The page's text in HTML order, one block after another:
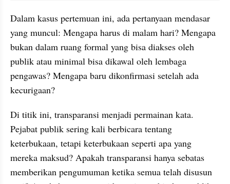
Dalam kasus pertemuan ini, ada pertanyaan mendasar
yang muncul: Mengapa harus di malam hari? Mengapa
bukan dalam ruang formal yang bisa diakses oleh
publik atau minimal bisa dikawal oleh lembaga
pengawas? Mengapa baru dikonfirmasi setelah ada
kecurigaan?
Di titik ini, transparansi menjadi permainan kata.
Pejabat publik sering kali berbicara tentang
keterbukaan, tetapi keterbukaan seperti apa yang
mereka maksud? Apakah transparansi hanya sebatas
memberikan pengumuman ketika semua telah disusun